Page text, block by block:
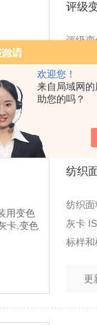
欢迎您！
来自局域网
助您的吗？
评级
评级
精心
传递
纺织
纺织
灰卡
标样和
更